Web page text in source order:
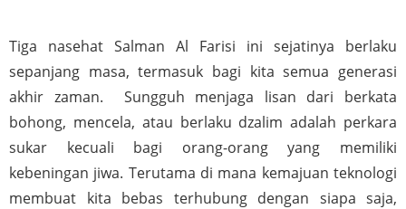
Tiga nasehat Salman Al Farisi ini sejatinya berlaku
sepanjang masa, termasuk bagi kita semua generasi
akhir zaman.  Sungguh menjaga lisan dari berkata
bohong, mencela, atau berlaku dzalim adalah perkara
sukar kecuali bagi orang-orang yang memiliki
kebeningan jiwa. Terutama di mana kemajuan teknologi
membuat kita bebas terhubung dengan siapa saja,